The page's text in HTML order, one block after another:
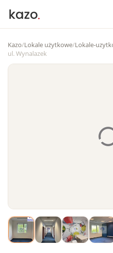
Kazo/Lokale użytkowe/Lokale-
ul. Wynalazek